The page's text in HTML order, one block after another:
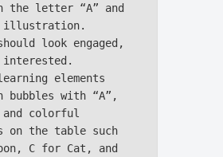
the letter “A” and
illustration.
look engaged,
elements
bubbles with “A”,
and colorful
on the table such
C for Cat, and